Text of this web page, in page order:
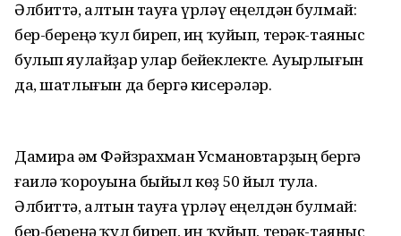
Әлбиттә, алтын тауға үрләү еңелдән булмай:
бер-береңә ҡул биреп, иң ҡуйып, терәк-таяныс
булып яулайҙар улар бейеклекте. Ауырлығын
да, шатлығын да бергә кисерәләр.
Дамира һәм Фәйзрахман Усмановтарҙың бергә
ғаилә ҡороуына быйыл көҙ 50 йыл тула.
Әлбиттә, алтын тауға үрләү еңелдән булмай:
бер-береңә ҡул биреп, иң ҡуйып, терәк-таяныс